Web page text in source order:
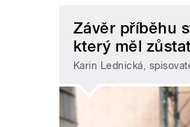
Závěr příběhu
který měl
Karin Lednická,